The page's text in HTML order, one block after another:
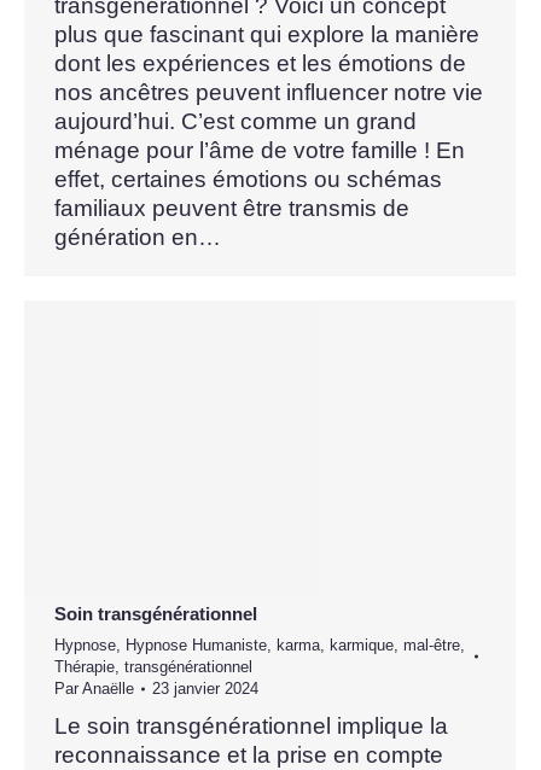
transgénérationnel ? Voici un concept
plus que fascinant qui explore la manière
dont les expériences et les émotions de
nos ancêtres peuvent influencer notre vie
aujourd’hui. C’est comme un grand
ménage pour l’âme de votre famille ! En
effet, certaines émotions ou schémas
familiaux peuvent être transmis de
génération en…
Soin transgénérationnel
Hypnose, Hypnose Humaniste, karma, karmique, mal-être,
Thérapie, transgénérationnel
Par Anaëlle 23 janvier 2024
Le soin transgénérationnel implique la
reconnaissance et la prise en compte